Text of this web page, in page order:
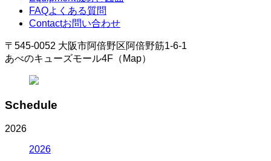
FAQよくある質問
Contactお問い合わせ
〒545-0052 大阪市阿倍野区阿倍野筋1-6-1
あべのキューズモール4F（Map）
Schedule
2026
2026